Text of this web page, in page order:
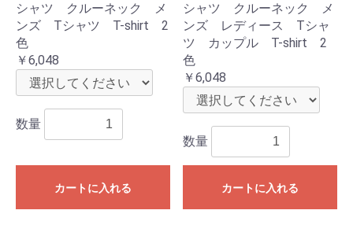
シャツ クルーネック メ
ンズ Tシャツ T-shirt 2
色
￥6,048
数量
カートに入れる
シャツ クルーネック メ
ンズ レディース Tシャ
ツ カップル T-shirt 2
色
￥6,048
数量
カートに入れる